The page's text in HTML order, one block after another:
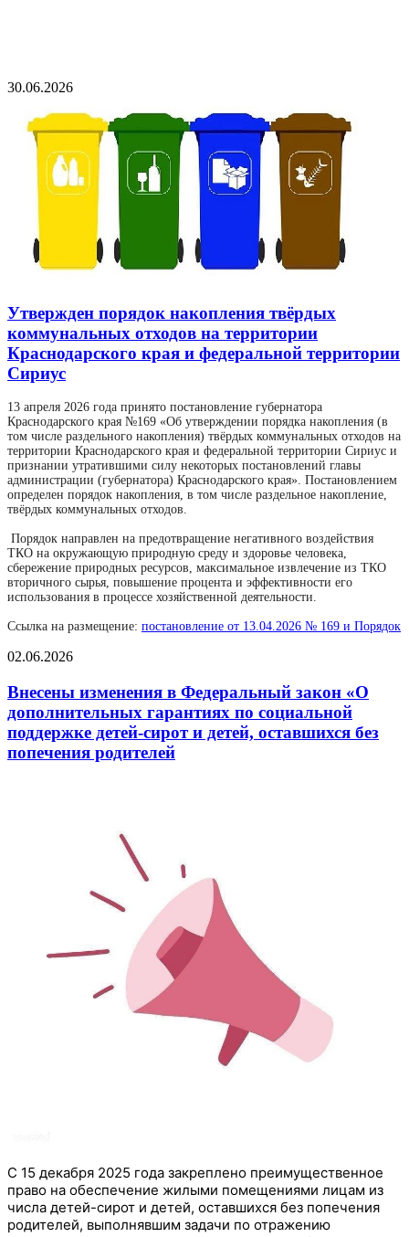
30.06.2026
Утвержден порядок накопления твёрдых
коммунальных отходов на территории
Краснодарского края и федеральной территории
Сириус
13 апреля 2026 года принято постановление губернатора
Краснодарского края №169 «Об утверждении порядка накопления (в
том числе раздельного накопления) твёрдых коммунальных отходов на
территории Краснодарского края и федеральной территории Сириус и
признании утратившими силу некоторых постановлений главы
администрации (губернатора) Краснодарского края». Постановлением
определен порядок накопления, в том числе раздельное накопление,
твёрдых коммунальных отходов.
Порядок направлен на предотвращение негативного воздействия
ТКО на окружающую природную среду и здоровье человека,
сбережение природных ресурсов, максимальное извлечение из ТКО
вторичного сырья, повышение процента и эффективности его
использования в процессе хозяйственной деятельности.
Ссылка на размещение: постановление от 13.04.2026 № 169 и Порядок
02.06.2026
Внесены изменения в Федеральный закон «О
дополнительных гарантиях по социальной
поддержке детей-сирот и детей, оставшихся без
попечения родителей
С 15 декабря 2025 года закреплено преимущественное
право на обеспечение жилыми помещениями лицам из
числа детей-сирот и детей, оставшихся без попечения
родителей, выполнявшим задачи по отражению